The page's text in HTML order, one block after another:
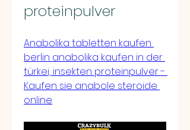
proteinpulver
Anabolika tabletten kaufen
berlin anabolika kaufen in der
türkei, insekten proteinpulver -
Kaufen sie anabole steroide
online